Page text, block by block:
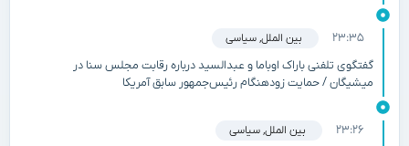
۲۳:۳۵ بین الملل,سیاسی
گفتگوی تلفنی باراک اوباما و عبدالسید درباره رقابت مجلس سنا در
میشیگان / حمایت زودهنگام رئیس‌جمهور سابق آمریکا
۲۳:۲۶ بین الملل,سیاسی